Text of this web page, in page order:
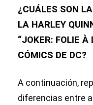
¿CUÁLES SON
LA HARLEY
“JOKER: FOLIE À
CÓMICS DE DC?
A continuación,
diferencias entre